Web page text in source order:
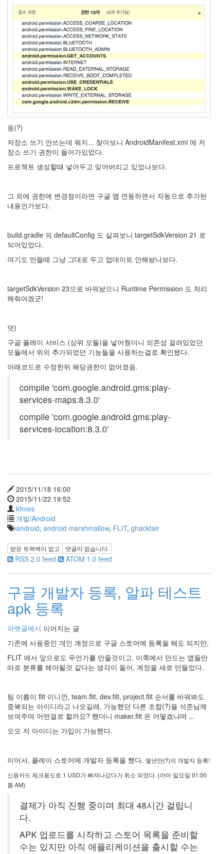
응(?)
저장소 쓰기 안쓰는데 뭐지... 찾아보니 AndroidManifest.xml 에 저
장소 쓰기 권한이 들어가있었다.
프로젝트 생성할때 넣어두고 잊어버리고 있었나보다.
그 외에 권한에 변경점이라면 구글 맵 연동하면서 자동으로 추가된
내용인가보다.
build.gradle 의 defaultConfig 도 살펴보니 targetSdkVersion 21 로
되어있었다.
여기도 만들때 그냥 그대로 두고 업데이트 안해놨나보다.
targetSdkVersion 23으로 바꿔놨으니 Runtime Permission 도 처리
해줘야겠군!
덧)
구글 플레이 서비스 (상위 모듈)을 넣어줬더니 의존성 걸려있었던
모듈에서 위의 추가되었던 기능들을 사용하는걸로 확인됐다.
아래코드로 수정한뒤 해당권한이 없어졌음.
compile 'com.google.android.gms:play-
services-maps:8.3.0'
compile 'com.google.android.gms:play-
services-location:8.3.0'
2015/11/18 16:00
2015/11/22 19:52
kfmes
개발/Android
android, android marshmallow, FLIT, ghackfair
받은 트랙백이 없고 댓글이 없습니다.
RSS 2.0 feed ATOM 1.0 feed
구글 개발자 등록, 알파 테스트
apk 등록
아랫글에서 이어지는 글
기존에 사용중인 개인 계정으로 구글 스토어에 등록을 해도 되지만,
FLIT 에서 앞으로도 무언가를 만들것이고, 이쪽에서 만드는 앱들만
따로 분류를 해야될것 같다는 생각이 들어, 계정을 새로 만들었다.
팀 이름이 flit 이니깐, team.flit, dev.filt, project.flit 순서를 바꿔봐도
중복되는 아이디라고 나오길래, 가능했던 다른 조합(?)을 석준님께
보여주며 어떤걸로 할까요? 했더니 maker.flit 은 어떻겠냐며 ...
오오 저 아이디는 가입이 가능했다.
이어서, 플레이 스토어에 개발자 등록을 했다. 몇년만(?)의 개발자 등록!
신용카드 체크용도로 1 USD가 빠져나갔다가 취소 되었다. (아마 일요일 01:00
쯤 AM)
결제가 아직 진행 중이며 최대 48시간 걸립니
다.
APK 업로드를 시작하고 스토어 목록을 준비할
수는 있지만 아직 애플리케이션을 출시할 수는